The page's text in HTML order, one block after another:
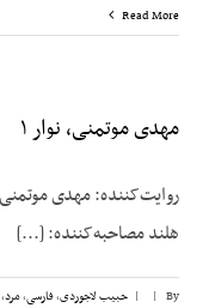
Read More
مهدی موتمنی، نوار ۱
هلند مصاحبه‌کننده: [...]
By
|
| حبیب لاجوردی,فارسی,مرد,